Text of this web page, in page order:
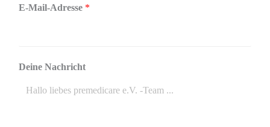
E-Mail-Adresse *
Deine Nachricht